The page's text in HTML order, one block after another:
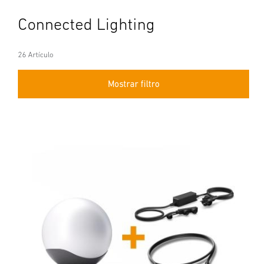
Connected Lighting
26 Artículo
Mostrar filtro